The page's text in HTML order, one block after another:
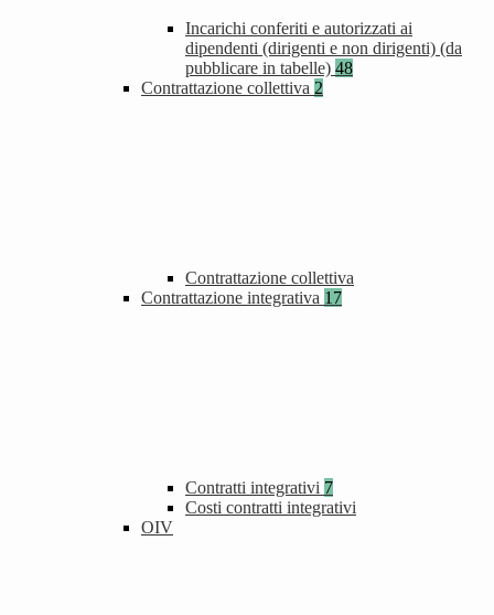
Incarichi conferiti e autorizzati ai
dipendenti (dirigenti e non dirigenti) (da
pubblicare in tabelle) 48
Contrattazione collettiva 2
Contrattazione collettiva
Contrattazione integrativa 17
Contratti integrativi 7
Costi contratti integrativi
OIV